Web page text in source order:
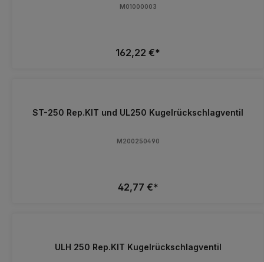
M01000003
162,22 €*
ST-250 Rep.KIT und UL250 Kugelrückschlagventil
M200250490
42,77 €*
ULH 250 Rep.KIT Kugelrückschlagventil